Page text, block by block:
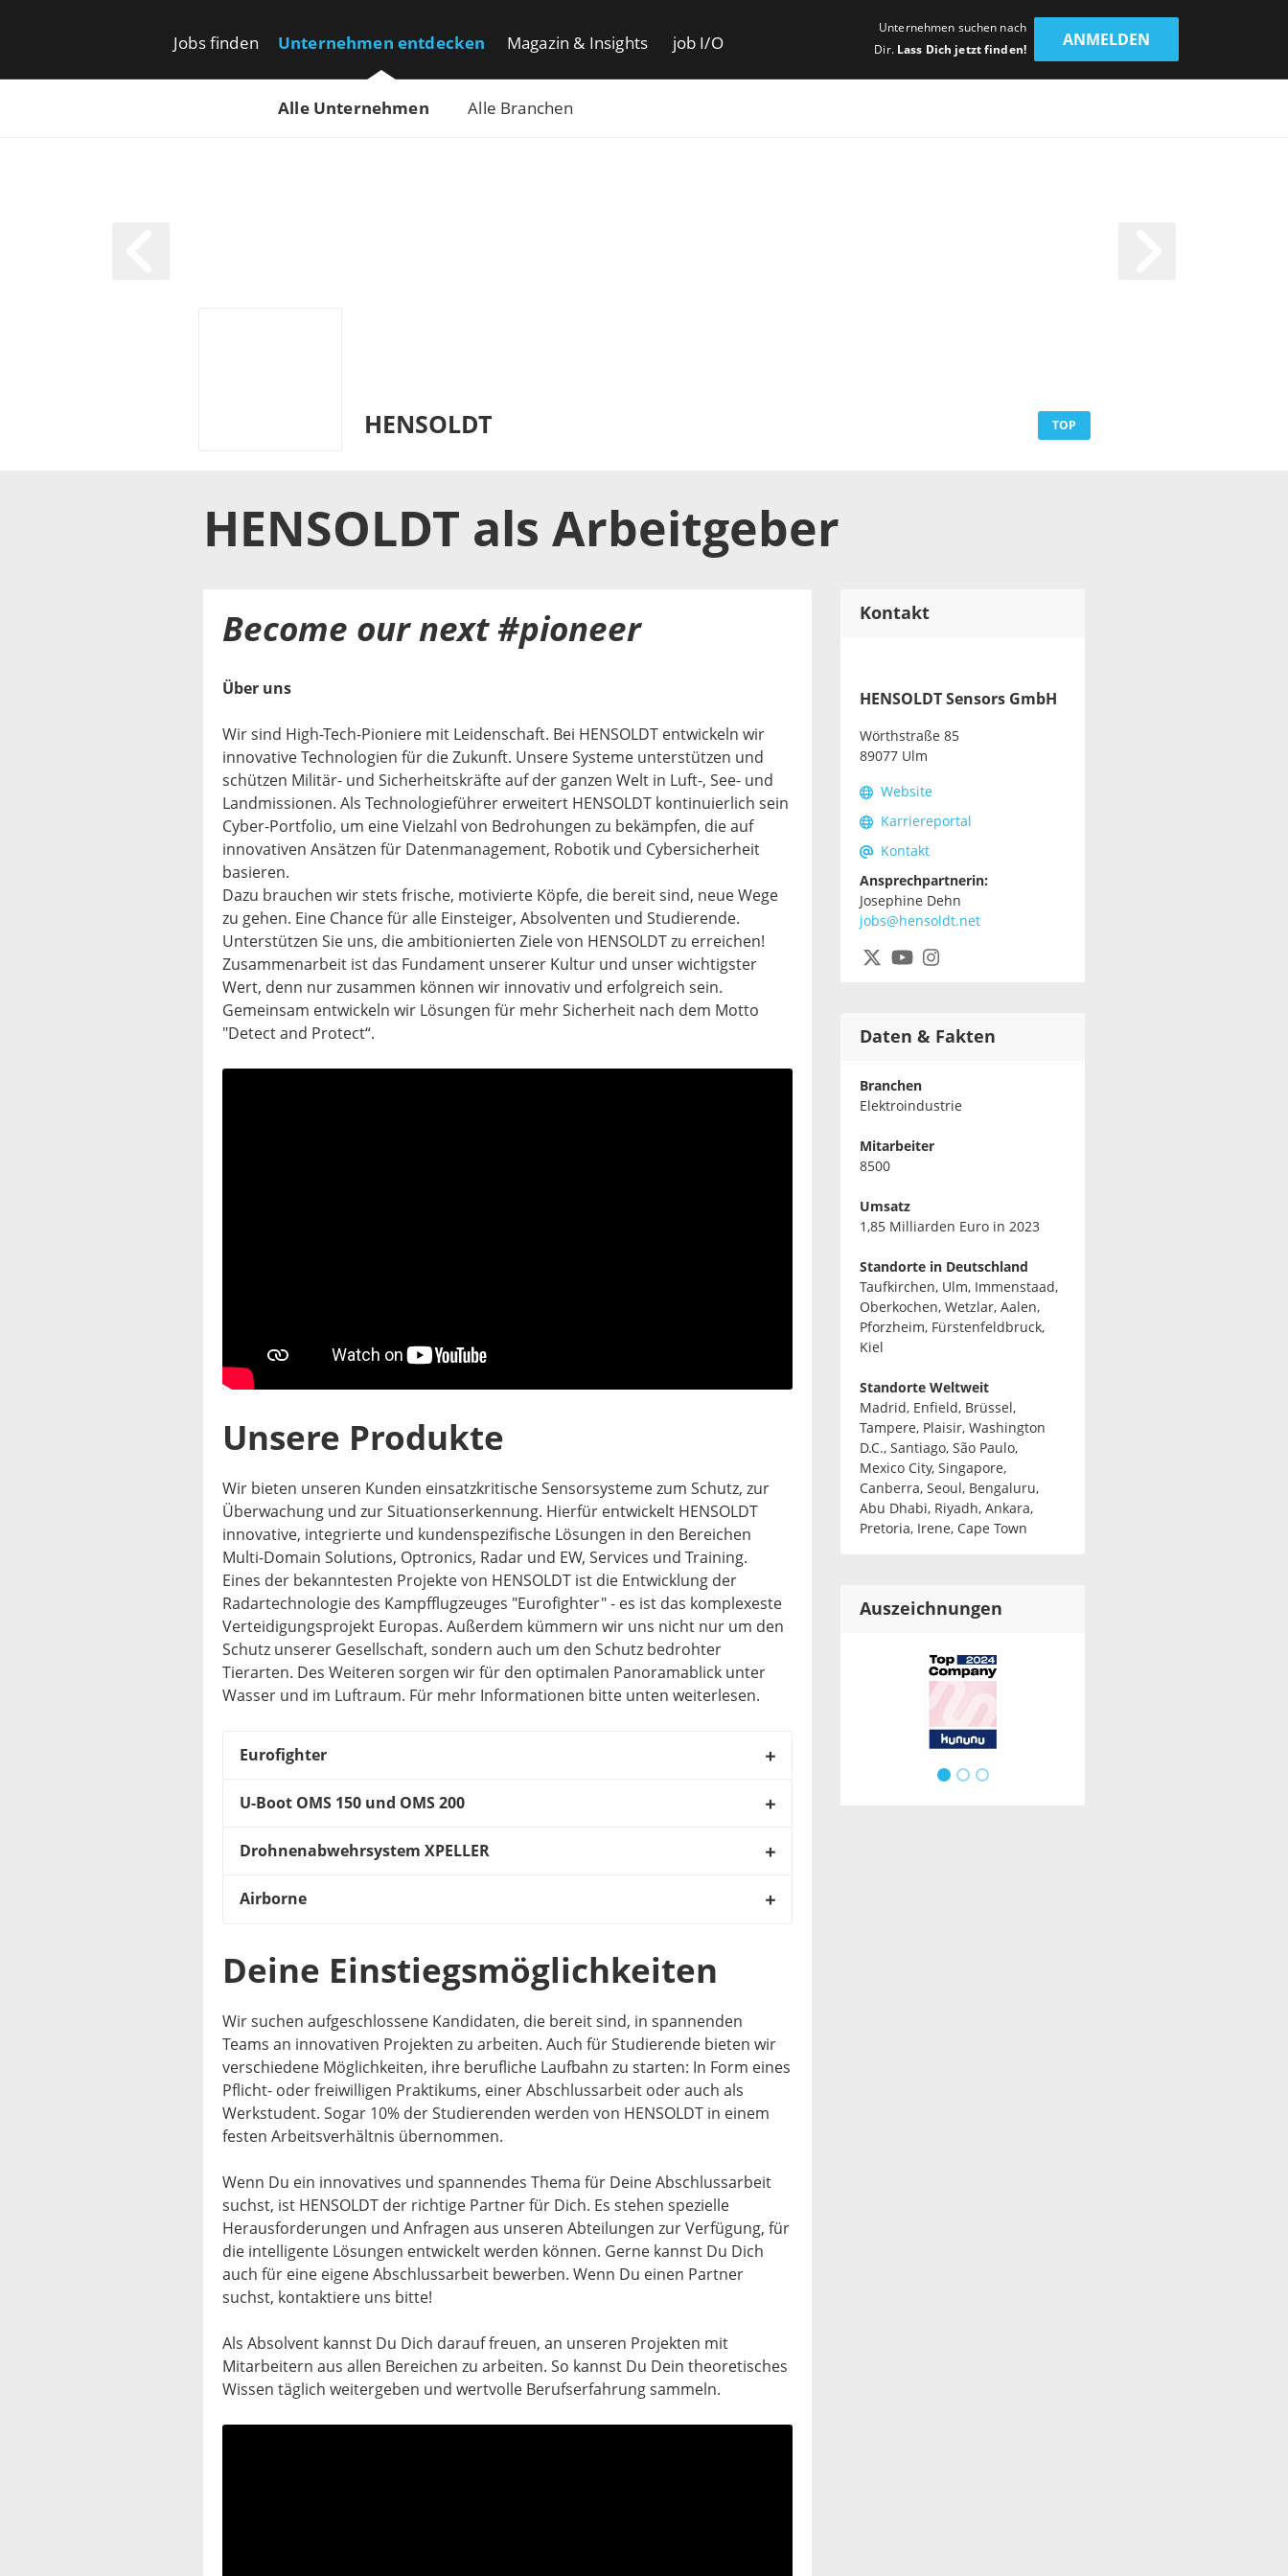
Jobs finden Unternehmen entdecken
Alle Unternehmen Alle Branchen
Magazin & Insights job I/O
Unternehmen suchen nach
Dir. Lass Dich jetzt finden!
ANMELDEN
HENSOLDT TOP
HENSOLDT als Arbeitgeber
Become our next #pioneer
Über uns
Wir sind High-Tech-Pioniere mit Leidenschaft. Bei HENSOLDT entwickeln wir
innovative Technologien für die Zukunft. Unsere Systeme unterstützen und
schützen Militär- und Sicherheitskräfte auf der ganzen Welt in Luft-, See- und
Landmissionen. Als Technologieführer erweitert HENSOLDT kontinuierlich sein
Cyber-Portfolio, um eine Vielzahl von Bedrohungen zu bekämpfen, die auf
innovativen Ansätzen für Datenmanagement, Robotik und Cybersicherheit
basieren.
Dazu brauchen wir stets frische, motivierte Köpfe, die bereit sind, neue Wege
zu gehen. Eine Chance für alle Einsteiger, Absolventen und Studierende.
Unterstützen Sie uns, die ambitionierten Ziele von HENSOLDT zu erreichen!
Zusammenarbeit ist das Fundament unserer Kultur und unser wichtigster
Wert, denn nur zusammen können wir innovativ und erfolgreich sein.
Gemeinsam entwickeln wir Lösungen für mehr Sicherheit nach dem Motto
"Detect and Protect“.
Unsere Produkte
Wir bieten unseren Kunden einsatzkritische Sensorsysteme zum Schutz, zur
Überwachung und zur Situationserkennung. Hierfür entwickelt HENSOLDT
innovative, integrierte und kundenspezifische Lösungen in den Bereichen
Multi-Domain Solutions, Optronics, Radar und EW, Services und Training.
Eines der bekanntesten Projekte von HENSOLDT ist die Entwicklung der
Radartechnologie des Kampfflugzeuges "Eurofighter" - es ist das komplexeste
Verteidigungsprojekt Europas. Außerdem kümmern wir uns nicht nur um den
Schutz unserer Gesellschaft, sondern auch um den Schutz bedrohter
Tierarten. Des Weiteren sorgen wir für den optimalen Panoramablick unter
Wasser und im Luftraum. Für mehr Informationen bitte unten weiterlesen.
Eurofighter
U-Boot OMS 150 und OMS 200
Drohnenabwehrsystem XPELLER
Airborne
Deine Einstiegsmöglichkeiten
Wir suchen aufgeschlossene Kandidaten, die bereit sind, in spannenden
Teams an innovativen Projekten zu arbeiten. Auch für Studierende bieten wir
verschiedene Möglichkeiten, ihre berufliche Laufbahn zu starten: In Form eines
Pflicht- oder freiwilligen Praktikums, einer Abschlussarbeit oder auch als
Werkstudent. Sogar 10% der Studierenden werden von HENSOLDT in einem
festen Arbeitsverhältnis übernommen.
Wenn Du ein innovatives und spannendes Thema für Deine Abschlussarbeit
suchst, ist HENSOLDT der richtige Partner für Dich. Es stehen spezielle
Herausforderungen und Anfragen aus unseren Abteilungen zur Verfügung, für
die intelligente Lösungen entwickelt werden können. Gerne kannst Du Dich
auch für eine eigene Abschlussarbeit bewerben. Wenn Du einen Partner
suchst, kontaktiere uns bitte!
Als Absolvent kannst Du Dich darauf freuen, an unseren Projekten mit
Mitarbeitern aus allen Bereichen zu arbeiten. So kannst Du Dein theoretisches
Wissen täglich weitergeben und wertvolle Berufserfahrung sammeln.
Kontakt
HENSOLDT Sensors GmbH
Wörthstraße 85
89077 Ulm
Website
Karriereportal
Kontakt
Ansprechpartnerin:
Josephine Dehn
jobs@hensoldt.net
Daten & Fakten
Branchen
Elektroindustrie
Mitarbeiter
8500
Umsatz
1,85 Milliarden Euro in 2023
Standorte in Deutschland
Taufkirchen, Ulm, Immenstaad,
Oberkochen, Wetzlar, Aalen,
Pforzheim, Fürstenfeldbruck,
Kiel
Standorte Weltweit
Madrid, Enfield, Brüssel,
Tampere, Plaisir, Washington
D.C., Santiago, São Paulo,
Mexico City, Singapore,
Canberra, Seoul, Bengaluru,
Abu Dhabi, Riyadh, Ankara,
Pretoria, Irene, Cape Town
Auszeichnungen